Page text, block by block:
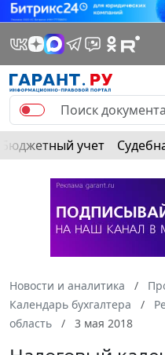
Бюджетный учет
Новости и аналитика
Календарь бухгалтера
область
3 мая 2018